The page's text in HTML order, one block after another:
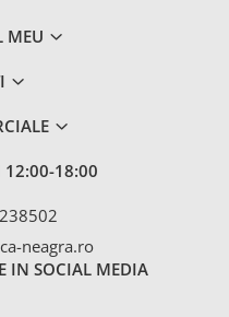
MEU
12:00-18:00
neagra.ro
IN SOCIAL MEDIA